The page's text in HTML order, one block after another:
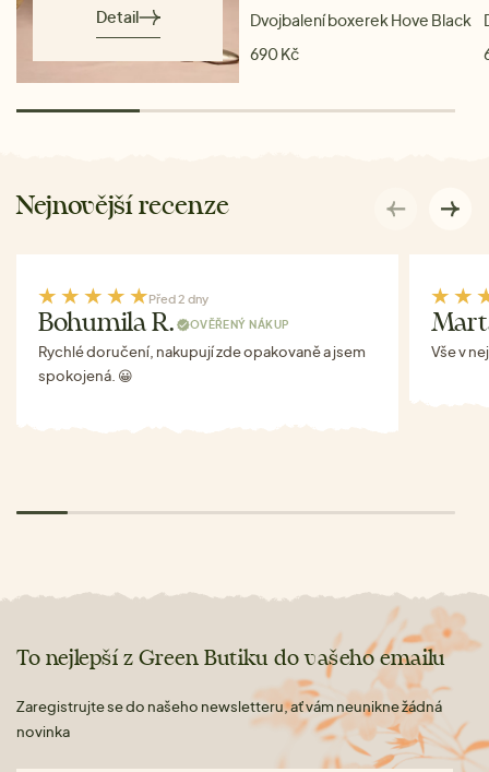
Detail
Dvojbalení boxerek Hove Black
690 Kč
Nejnovější recenze
Před 2 dny
Bohumila R. OVĚŘENÝ NÁKUP
Rychlé doručení, nakupují zde opakovaně a jsem
spokojená. 😀
Vše v
To nejlepší z Green Butiku do vašeho emailu
Zaregistrujte se do našeho newsletteru, ať vám neunikne žádná
novinka